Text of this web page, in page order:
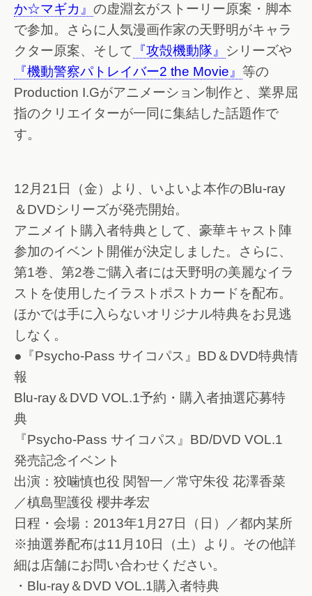
か☆マギカ』 の虚淵玄がストーリー原案・脚本
で参加。さらに人気漫画作家の天野明がキャラ
クター原案、そして 『攻殻機動隊』 シリーズや
『機動警察パトレイバー2 the Movie』 等の
Production I.Gがアニメーション制作と、業界屈
指のクリエイターが一同に集結した話題作で
す。
12月21日（金）より、いよいよ本作のBlu-ray
＆DVDシリーズが発売開始。
アニメイト購入者特典として、豪華キャスト陣
参加のイベント開催が決定しました。さらに、
第1巻、第2巻ご購入者には天野明の美麗なイラ
ストを使用したイラストポストカードを配布。
ほかでは手に入らないオリジナル特典をお見逃
しなく。
●『Psycho-Pass サイコパス』BD＆DVD特典情
報
Blu-ray＆DVD VOL.1予約・購入者抽選応募特
典
『Psycho-Pass サイコパス』BD/DVD VOL.1
発売記念イベント
出演：狡噛慎也役 関智一／常守朱役 花澤香菜
／槙島聖護役 櫻井孝宏
日程・会場：2013年1月27日（日）／都内某所
※抽選券配布は11月10日（土）より。その他詳
細は店舗にお問い合わせください。
・Blu-ray＆DVD VOL.1購入者特典